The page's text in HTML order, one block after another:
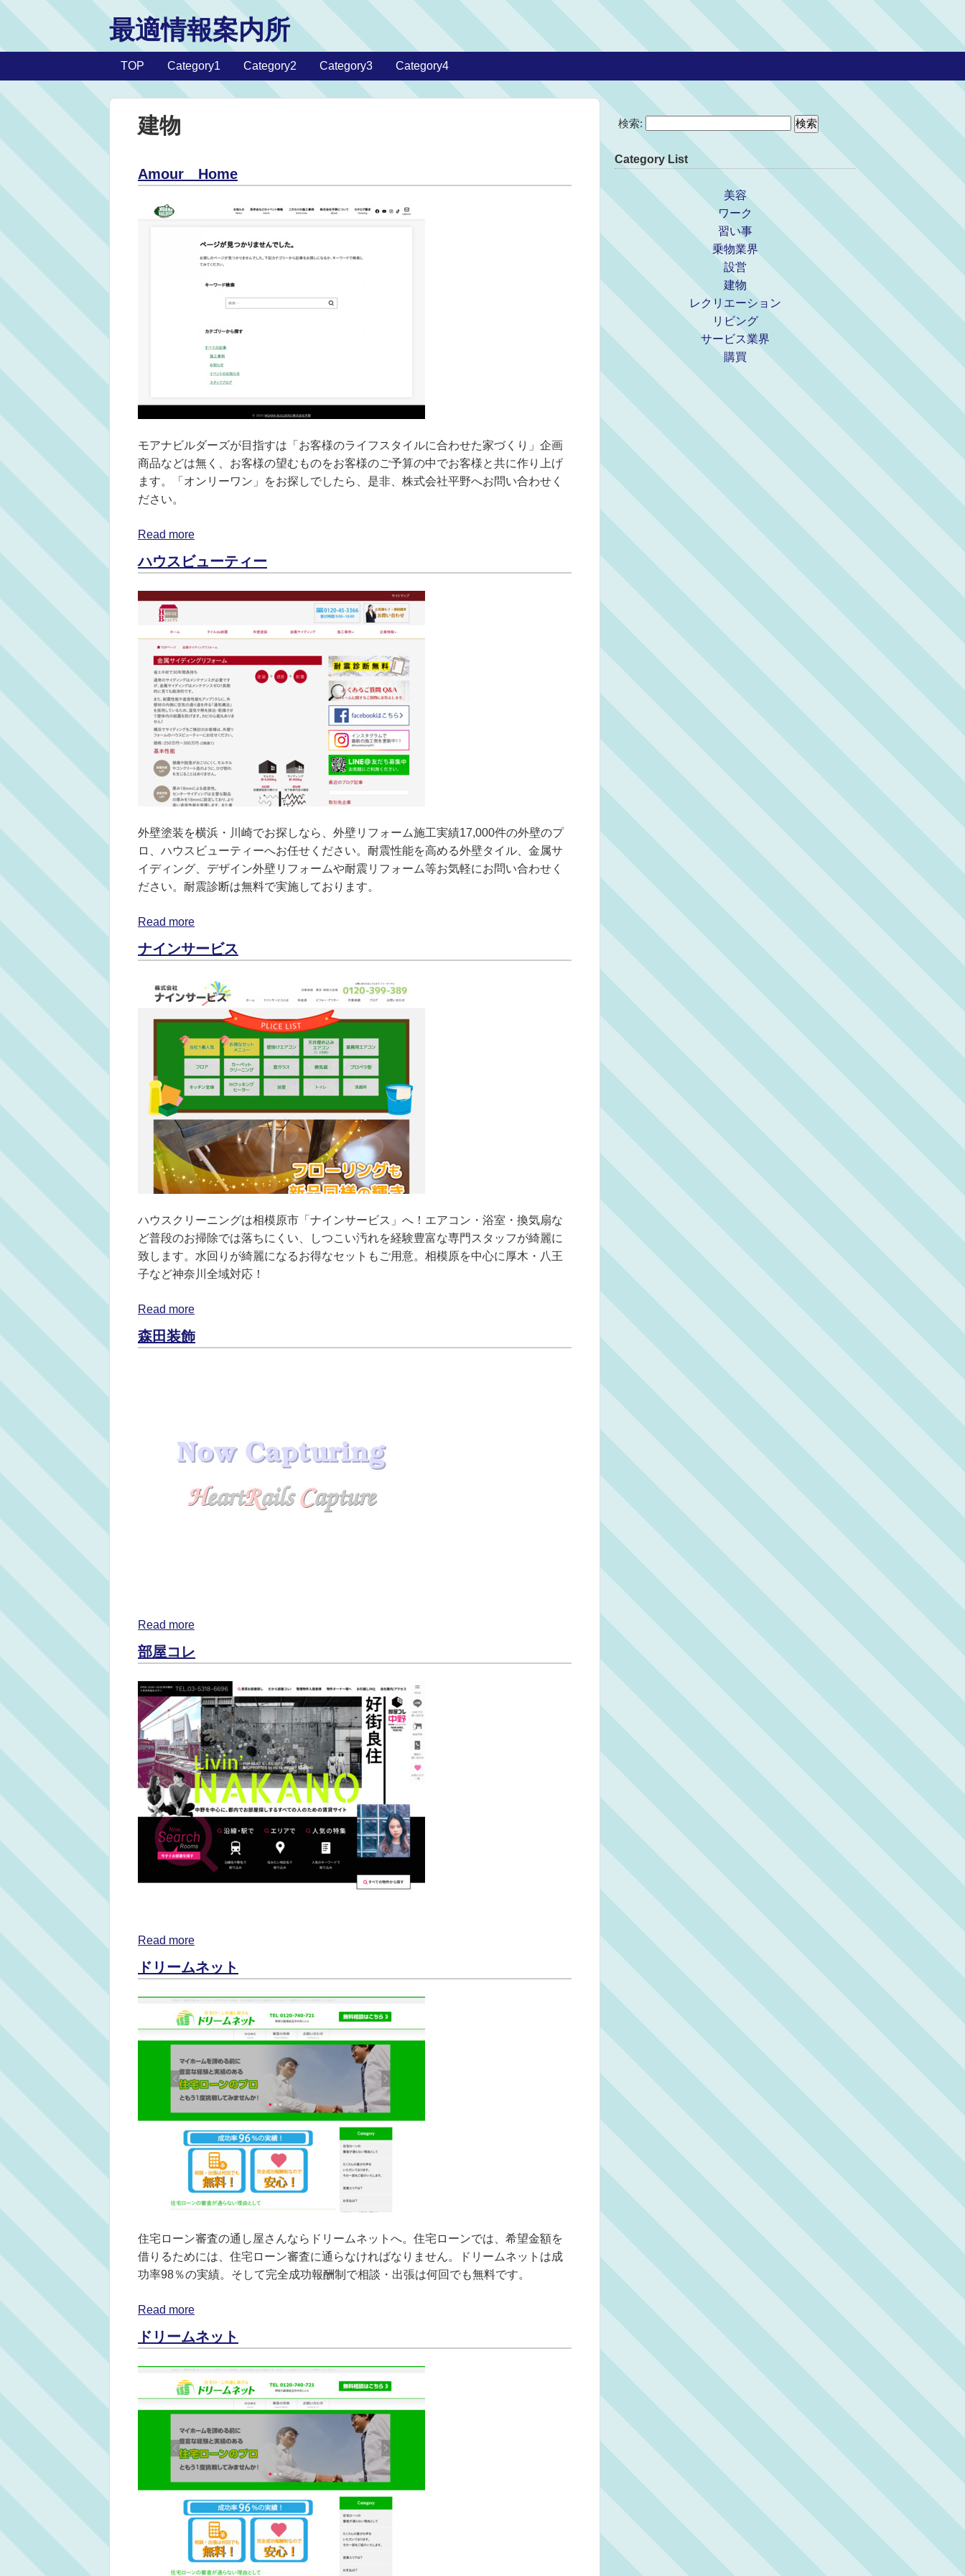
最適情報案内所
TOP Category1 Category2 Category3 Category4
建物
Amour Home
モアナビルダーズが目指すは「お客様のライフスタイルに合わせた家づくり」企画
商品などは無く、お客様の望むものをお客様のご予算の中でお客様と共に作り上げ
ます。「オンリーワン」をお探しでしたら、是非、株式会社平野へお問い合わせく
ださい。
Read more
ハウスビューティー
外壁塗装を横浜・川崎でお探しなら、外壁リフォーム施工実績17,000件の外壁のプ
ロ、ハウスビューティーへお任せください。耐震性能を高める外壁タイル、金属サ
イディング、デザイン外壁リフォームや耐震リフォーム等お気軽にお問い合わせく
ださい。耐震診断は無料で実施しております。
Read more
ナインサービス
ハウスクリーニングは相模原市「ナインサービス」へ！エアコン・浴室・換気扇な
ど普段のお掃除では落ちにくい、しつこい汚れを経験豊富な専門スタッフが綺麗に
致します。水回りが綺麗になるお得なセットもご用意。相模原を中心に厚木・八王
子など神奈川全域対応！
Read more
森田装飾
Read more
部屋コレ
Read more
ドリームネット
住宅ローン審査の通し屋さんならドリームネットへ。住宅ローンでは、希望金額を
借りるためには、住宅ローン審査に通らなければなりません。ドリームネットは成
功率98％の実績。そして完全成功報酬制で相談・出張は何回でも無料です。
Read more
ドリームネット
検索:
Category List
美容
ワーク
習い事
乗物業界
設営
建物
レクリエーション
リビング
サービス業界
購買